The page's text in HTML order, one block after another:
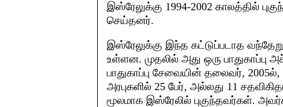
இஸ்ரேலுக்கு 1994-2002 காலத்தில்
செய்தனர்.
இஸ்ரேலுக்கு இந்த கட்டுப்படாத
உள்ளன. முதலில் அது ஒரு பாதுகாப்பு
பாதுகாப்பு சேவையின் தலைவர்,
அரபுகளில் 25 பேர், அல்லது 11
மூலமாக இஸ்ரேலில் புகுந்தவர்கள்.